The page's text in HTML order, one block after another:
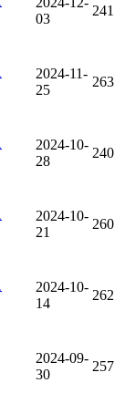
03
241
2024-11-
25
263
2024-10-
28
240
2024-10-
21
260
2024-10-
14
262
2024-09-
30
257